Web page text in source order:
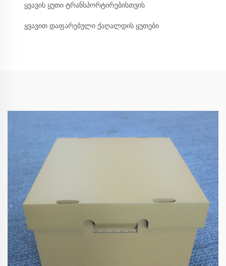
ყვავის ყუთი ტრანსპორტირებისთვის
ყვავით დაფარებული ქაღალდის ყუთები